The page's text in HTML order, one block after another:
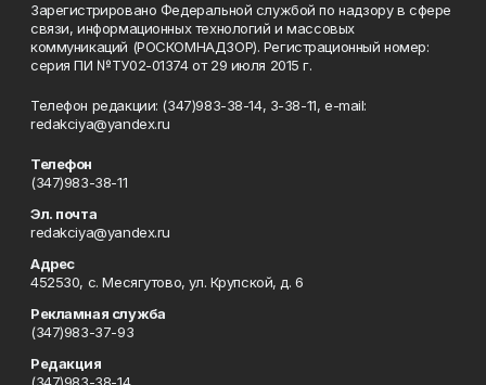
Зарегистрировано Федеральной службой по надзору в сфере
связи, информационных технологий и массовых
коммуникаций (РОСКОМНАДЗОР). Регистрационный номер:
серия ПИ №ТУ02-01374 от 29 июля 2015 г.
Телефон редакции: (347)983-38-14, 3-38-11, e-mail:
redakciya@yandex.ru
Телефон
(347)983-38-11
Эл. почта
redakciya@yandex.ru
Адрес
452530, с. Месягутово, ул. Крупской, д. 6
Рекламная служба
(347)983-37-93
Редакция